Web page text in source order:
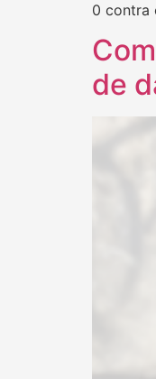
0 contra
de